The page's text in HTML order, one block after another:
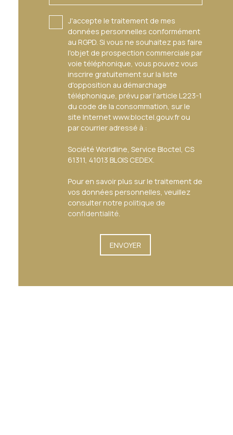
J'accepte le traitement de mes
données personnelles conformément
au RGPD. Si vous ne souhaitez pas faire
l'objet de prospection commerciale par
voie téléphonique, vous pouvez vous
inscrire gratuitement sur la liste
d'opposition au démarchage
téléphonique, prévu par l'article L223-1
du code de la consommation, sur le
site Internet www.bloctel.gouv.fr ou
par courrier adressé à :
Société Worldline, Service Bloctel, CS
61311, 41013 BLOIS CEDEX.
Pour en savoir plus sur le traitement de
vos données personnelles, veuillez
consulter notre politique de
confidentialité.
ENVOYER